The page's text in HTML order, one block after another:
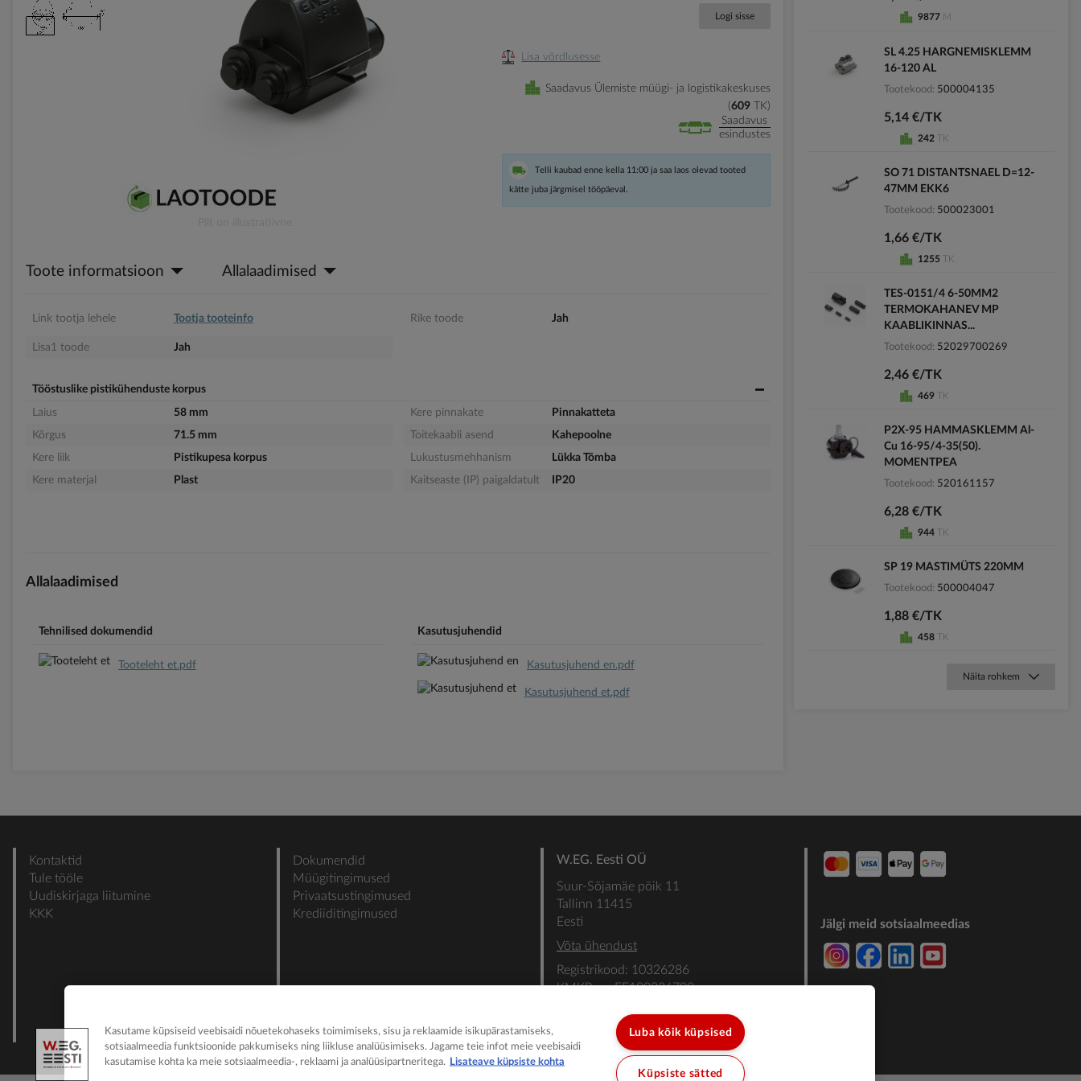
gallery
beginning
images
Logi sisse
Lisa võrdlusesse
Saadavus Ülemiste müügi- ja logistikakeskuses
609
TK
Saadavus
esindustes
Telli kaubad enne kella 11:00 ja saa laos olevad tooted
kätte juba järgmisel tööpäeval.
Toote informatsioon Allalaadimised
Link tootja lehele Tootja tooteinfo
Lisa1 toode Jah
Rike toode Jah
Tööstuslike pistikühenduste korpus
Laius
58 mm
Kõrgus
71.5 mm
Kere liik
Pistikupesa korpus
Kere materjal
Plast
Kere pinnakate
Pinnakatteta
Toitekaabli asend
Kahepoolne
Lukustusmehhanism
Lükka Tõmba
Kaitseaste (IP) paigaldatult
IP20
Allalaadimised
Tehnilised dokumendid
Tooteleht et.pdf
Kasutusjuhendid
Kasutusjuhend en.pdf
Kasutusjuhend et.pdf
9877 M
SL 4.25 HARGNEMISKLEMM
16-120 AL
Tootekood 500004135
5,14 €/TK
242 TK
SO 71 DISTANTSNAEL D=12-
47MM EKK6
Tootekood 500023001
1,66 €/TK
1255 TK
TES-0151/4 6-50MM2
TERMOKAHANEV MP
KAABLIKINNAS...
Tootekood 52029700269
2,46 €/TK
469 TK
P2X-95 HAMMASKLEMM Al-
Cu 16-95/4-35(50).
MOMENTPEA
Tootekood 520161157
6,28 €/TK
944 TK
SP 19 MASTIMÜTS 220MM
Tootekood 500004047
1,88 €/TK
458 TK
Näita rohkem
Kontaktid
Tule tööle
Uudiskirjaga liitumine
KKK
Dokumendid
Müügitingimused
Privaatsustingimused
Krediiditingimused
W.EG. Eesti OÜ
Suur-Sõjamäe põik 11
Tallinn 11415
Eesti
Võta ühendust
Registrikood: 10326286
KMKR nr: EE100336700
SWIFT: EEUHEE2X
Jälgi meid sotsiaalmeedias
Kasutame küpsiseid veebisaidi nõuetekohaseks toimimiseks, sisu ja reklaamide isikupärastamiseks,
sotsiaalmeedia funktsioonide pakkumiseks ning liikluse analüüsimiseks. Jagame teie infot meie veebisaidi
kasutamise kohta ka meie sotsiaalmeedia-, reklaami ja analüüsipartneritega.
Lisateave küpsiste kohta
Luba kõik küpsised
Küpsiste sätted